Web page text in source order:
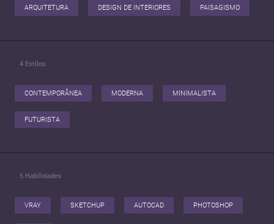
ARQUITETURA DESIGN DE INTERIORES PAISAGISMO
4 Estilos
CONTEMPORÂNEA MODERNA MINIMALISTA
FUTURISTA
5 Habilidades
VRAY SKETCHUP AUTOCAD PHOTOSHOP